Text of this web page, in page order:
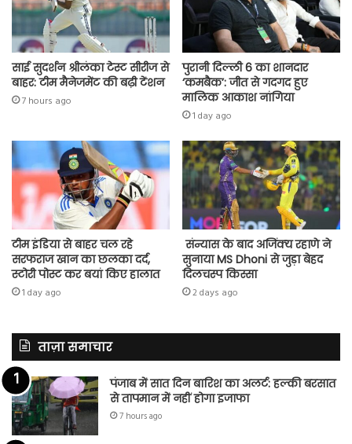
साई सुदर्शन श्रीलंका टेस्ट सीरीज से
बाहर: टीम मैनेजमेंट की बढ़ी टेंशन
7 hours ago
पुरानी दिल्ली 6 का शानदार
‘कमबैक’: जीत से गदगद हुए
मालिक आकाश नांगिया
1 day ago
टीम इंडिया से बाहर चल रहे
सरफराज खान का छलका दर्द,
स्टोरी पोस्ट कर बयां किए हालात
1 day ago
संन्यास के बाद अजिंक्‍य रहाणे ने
सुनाया MS Dhoni से जुड़ा बेहद
दिलचस्प किस्सा
2 days ago
ताज़ा समाचार
पंजाब में सात दिन बारिश का अलर्ट: हल्की बरसात
से तापमान में नहीं होगा इजाफा
7 hours ago